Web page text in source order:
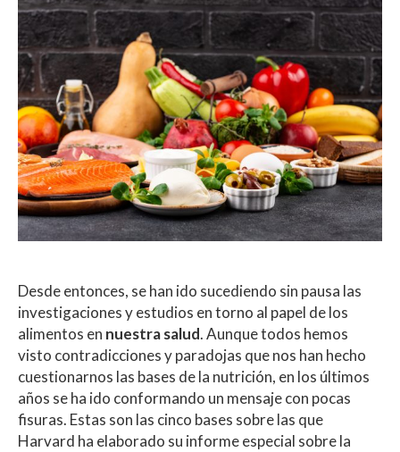
Desde entonces, se han ido sucediendo sin pausa las
investigaciones y estudios en torno al papel de los
alimentos en nuestra salud. Aunque todos hemos
visto contradicciones y paradojas que nos han hecho
cuestionarnos las bases de la nutrición, en los últimos
años se ha ido conformando un mensaje con pocas
fisuras. Estas son las cinco bases sobre las que
Harvard ha elaborado su informe especial sobre la